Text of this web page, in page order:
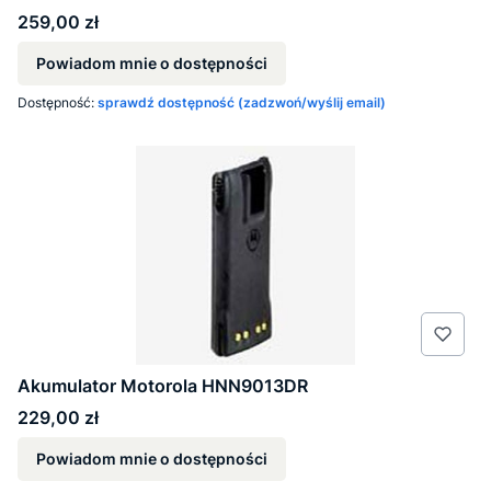
Cena
259,00 zł
Powiadom mnie o dostępności
Dostępność: sprawdź dostępność (zadzwoń/wyślij email)
Akumulator Motorola HNN9013DR
Cena
229,00 zł
Powiadom mnie o dostępności